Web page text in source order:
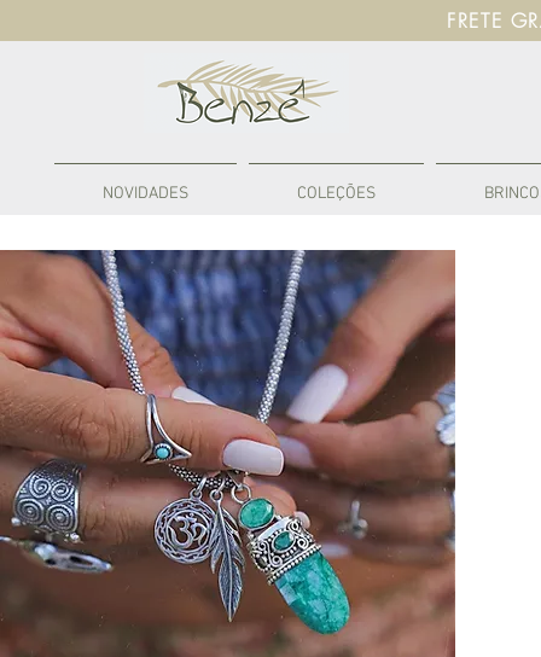
FRETE
NOVIDADES COLEÇÕES